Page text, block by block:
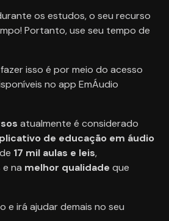
os estudos, o seu recurso
Portanto, use seu tempo de
isso é por meio do acesso
no app EmÁudio
atualmente é considerado
de educação em áudio
17 mil aulas e leis,
e na melhor qualidade que
e irá ajudar demais no seu